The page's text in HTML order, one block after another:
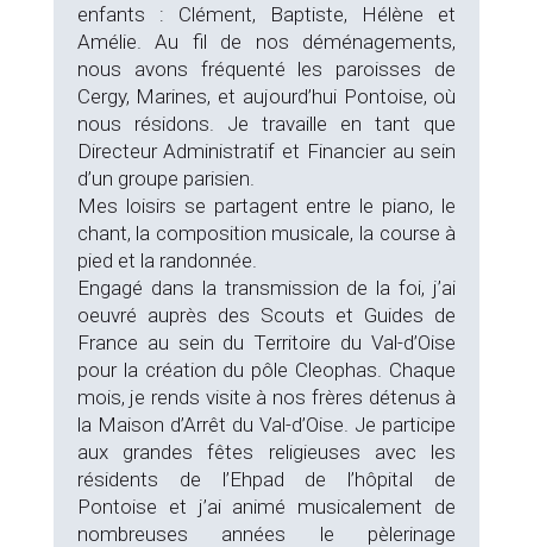
enfants : Clément, Baptiste, Hélène et
Amélie. Au fil de nos déménagements,
nous avons fréquenté les paroisses de
Cergy, Marines, et aujourd’hui Pontoise, où
nous résidons. Je travaille en tant que
Directeur Administratif et Financier au sein
d’un groupe parisien.
Mes loisirs se partagent entre le piano, le
chant, la composition musicale, la course à
pied et la randonnée.
Engagé dans la transmission de la foi, j’ai
oeuvré auprès des Scouts et Guides de
France au sein du Territoire du Val-d’Oise
pour la création du pôle Cleophas. Chaque
mois, je rends visite à nos frères détenus à
la Maison d’Arrêt du Val-d’Oise. Je participe
aux grandes fêtes religieuses avec les
résidents de l’Ehpad de l’hôpital de
Pontoise et j’ai animé musicalement de
nombreuses années le pèlerinage